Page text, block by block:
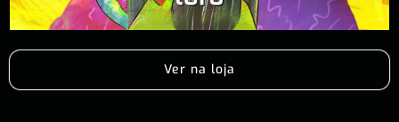
Ver na loja